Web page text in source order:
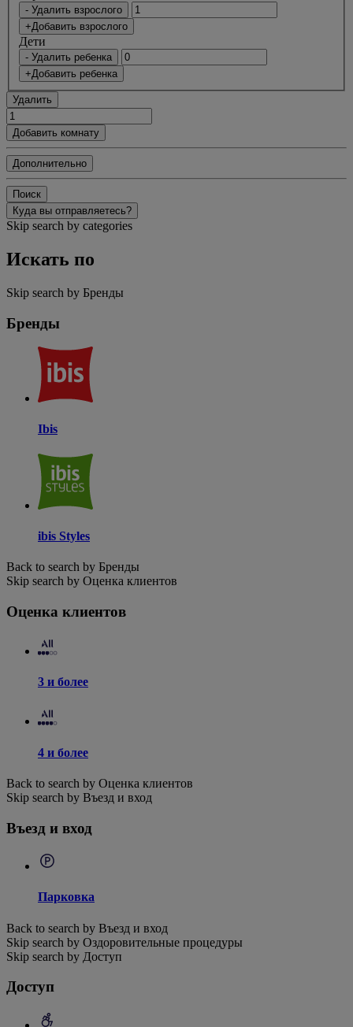
- Удалить взрослого
+Добавить взрослого
Дети
- Удалить ребенка
+Добавить ребенка
Удалить
Добавить комнату
Дополнительно
Поиск
Куда вы отправляетесь?
Skip search by categories
Искать по
Skip search by Бренды
Бренды
Ibis
ibis Styles
Back to search by Бренды
Skip search by Оценка клиентов
Оценка клиентов
3 и более
4 и более
Back to search by Оценка клиентов
Skip search by Въезд и вход
Въезд и вход
Парковка
Back to search by Въезд и вход
Skip search by Оздоровительные процедуры
Skip search by Доступ
Доступ